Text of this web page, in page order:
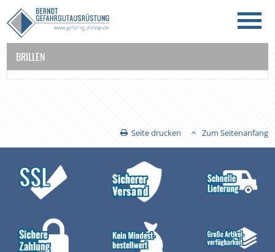
BRILLEN
Seite drucken Zum Seitenanfang